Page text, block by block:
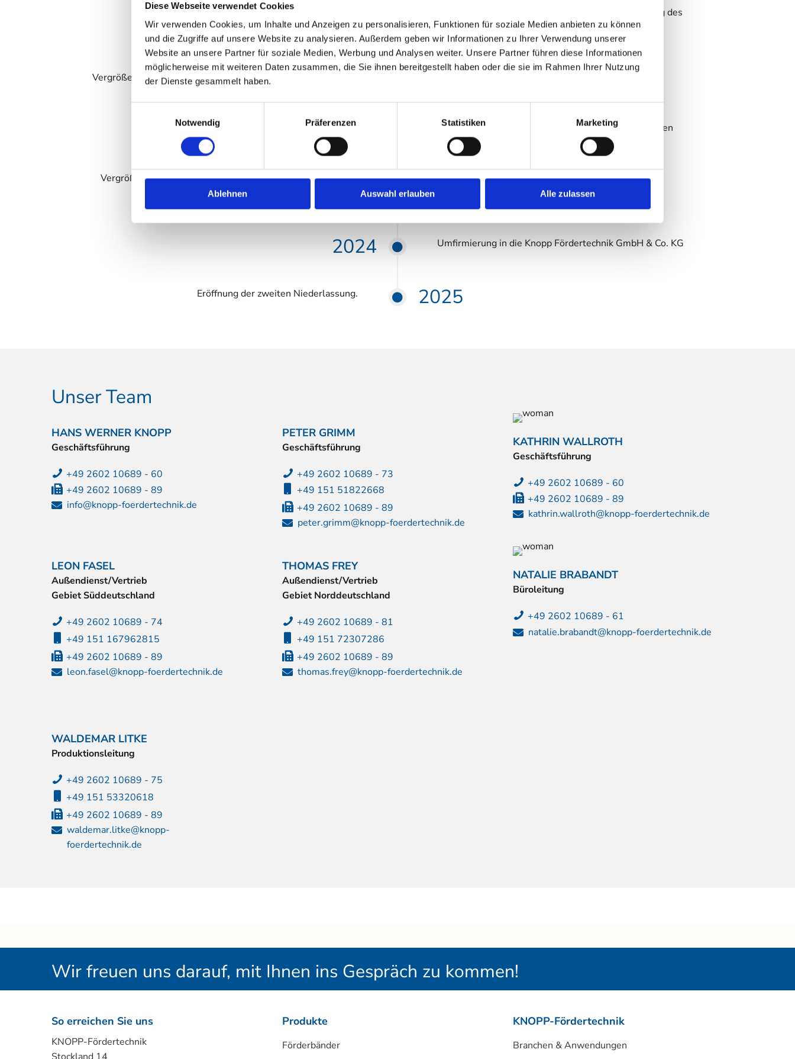
Diese Webseite verwendet Cookies
Wir verwenden Cookies, um Inhalte und Anzeigen zu personalisieren, Funktionen für soziale Medien anbieten zu können
und die Zugriffe auf unsere Website zu analysieren. Außerdem geben wir Informationen zu Ihrer Verwendung unserer
Website an unsere Partner für soziale Medien, Werbung und Analysen weiter. Unsere Partner führen diese Informationen
möglicherweise mit weiteren Daten zusammen, die Sie ihnen bereitgestellt haben oder die sie im Rahmen Ihrer Nutzung
der Dienste gesammelt haben.
l
g
Notwendig Präferenzen Statistiken Marketing
Ablehnen Auswahl erlauben Alle zulassen
Austritt aus dem ersten Unternehmen und Gründung des
Einzelunternehmens in Heiligenroth
1990er
Vergrößerung des Unternehmens und Umzug nach Kadenbach 1994
Beginn der Bauarbeiten für die eigenen Räumlichkeiten
2000
Vergrößerung des Unternehmens und Umzug in die eigenen
Räumlichkeiten in Niederelbert
2002
Umfirmierung in die Knopp Fördertechnik GmbH & Co. KG
2024
Eröffnung der zweiten Niederlassung. 2025
Unser Team
HANS WERNER KNOPP
Geschäftsführung
+49 2602 10689 - 60
+49 2602 10689 - 89
info@knopp-foerdertechnik.de
PETER GRIMM
Geschäftsführung
+49 2602 10689 - 73
+49 151 51822668
+49 2602 10689 - 89
peter.grimm@knopp-foerdertechnik.de
KATHRIN WALLROTH
Geschäftsführung
+49 2602 10689 - 60
+49 2602 10689 - 89
kathrin.wallroth@knopp-foerdertechnik.de
LEON FASEL
Außendienst/Vertrieb
Gebiet Süddeutschland
+49 2602 10689 - 74
+49 151 167962815
+49 2602 10689 - 89
leon.fasel@knopp-foerdertechnik.de
THOMAS FREY
Außendienst/Vertrieb
Gebiet Norddeutschland
+49 2602 10689 - 81
+49 151 72307286
+49 2602 10689 - 89
thomas.frey@knopp-foerdertechnik.de
NATALIE BRABANDT
Büroleitung
+49 2602 10689 - 61
natalie.brabandt@knopp-foerdertechnik.de
WALDEMAR LITKE
Produktionsleitung
+49 2602 10689 - 75
+49 151 53320618
+49 2602 10689 - 89
waldemar.litke@knopp-
foerdertechnik.de
Wir freuen uns darauf, mit Ihnen ins Gespräch zu kommen!
So erreichen Sie uns
KNOPP-Fördertechnik
Produkte
Förderbänder
KNOPP-Fördertechnik
Branchen & Anwendungen